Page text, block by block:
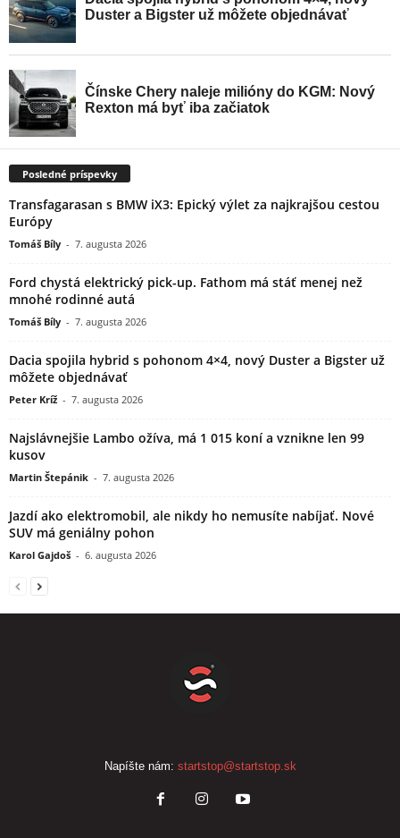
Posledné príspevky
Transfagarasan s BMW iX3: Epický výlet za najkrajšou cestou
Európy
Tomáš Bíly - 7. augusta 2026
Ford chystá elektrický pick-up. Fathom má stáť menej než
mnohé rodinné autá
Tomáš Bíly - 7. augusta 2026
Dacia spojila hybrid s pohonom 4×4, nový Duster a Bigster už
môžete objednávať
Peter Kríž - 7. augusta 2026
Najslávnejšie Lambo ožíva, má 1 015 koní a vznikne len 99
kusov
Martin Štepánik - 7. augusta 2026
Jazdí ako elektromobil, ale nikdy ho nemusíte nabíjať. Nové
SUV má geniálny pohon
Karol Gajdoš - 6. augusta 2026
Napíšte nám: startstop@startstop.sk